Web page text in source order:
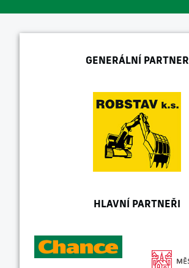
GENERÁLNÍ PARTNER
HLAVNÍ PARTNEŘI